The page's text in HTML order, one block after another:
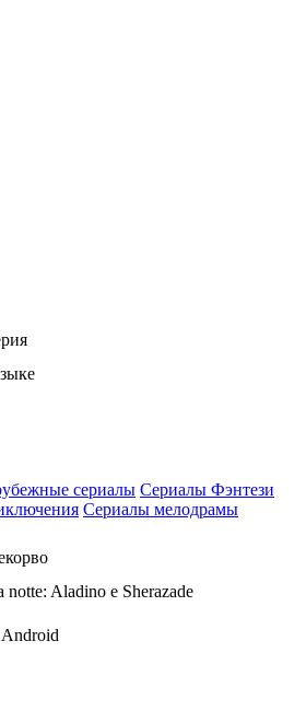
сериалы Сериалы Фэнтези
Сериалы мелодрамы
notte: Aladino e Sherazade